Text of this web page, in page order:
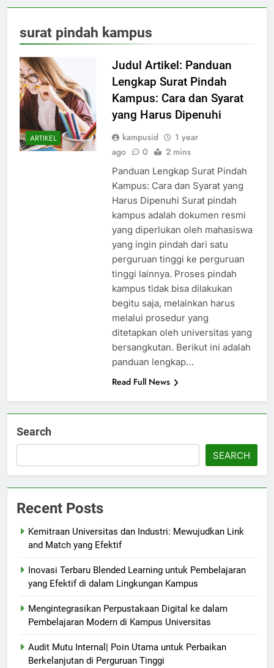
surat pindah kampus
ARTIKEL
Judul Artikel: Panduan
Lengkap Surat Pindah
Kampus: Cara dan Syarat
yang Harus Dipenuhi
kampusid
1 year
ago
0 2 mins
Panduan Lengkap Surat Pindah
Kampus: Cara dan Syarat yang
Harus Dipenuhi Surat pindah
kampus adalah dokumen resmi
yang diperlukan oleh mahasiswa
yang ingin pindah dari satu
perguruan tinggi ke perguruan
tinggi lainnya. Proses pindah
kampus tidak bisa dilakukan
begitu saja, melainkan harus
melalui prosedur yang
ditetapkan oleh universitas yang
bersangkutan. Berikut ini adalah
panduan lengkap…
Read Full News
Search
SEARCH
Recent Posts
Kemitraan Universitas dan Industri: Mewujudkan Link
and Match yang Efektif
Inovasi Terbaru Blended Learning untuk Pembelajaran
yang Efektif di dalam Lingkungan Kampus
Mengintegrasikan Perpustakaan Digital ke dalam
Pembelajaran Modern di Kampus Universitas
Audit Mutu Internal| Poin Utama untuk Perbaikan
Berkelanjutan di Perguruan Tinggi